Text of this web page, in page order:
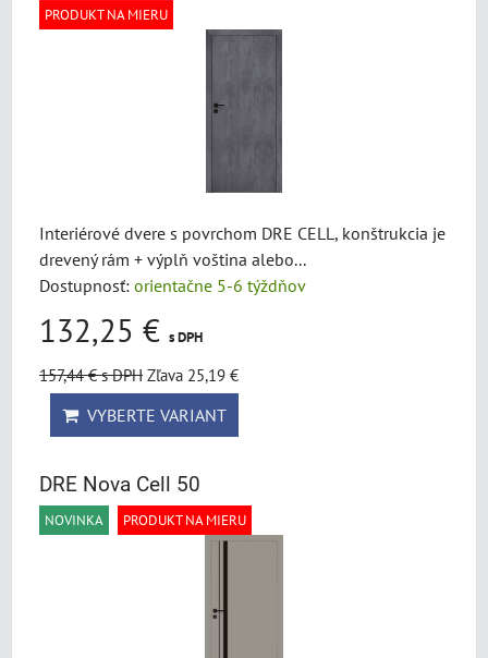
PRODUKT NA MIERU
Interiérové dvere s povrchom DRE CELL, konštrukcia je
drevený rám + výplň voština alebo...
Dostupnosť: orientačne 5-6 týždňov
132,25 € s DPH
157,44 €s DPH Zľava 25,19 €
VYBERTE VARIANT
DRE Nova Cell 50
NOVINKA PRODUKT NA MIERU